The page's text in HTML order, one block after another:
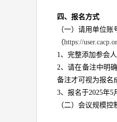
四、报名方式
（一）请用单位
（https://
1、完整添加参会人
2、请在备注中明
备注才可视为报名
3、报名于2025年5
（二）会议规模控